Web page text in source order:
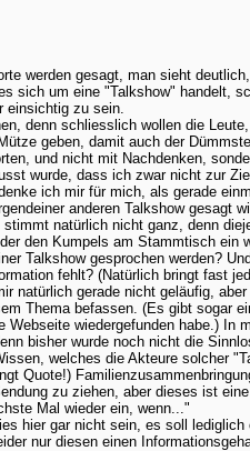
werden gesagt, man sieht
sich um eine "Talkshow" handelt,
einsichtig zu sein.
denn schliesslich wollen die
geben, damit auch der
und nicht mit Nachdenken,
wurde, dass ich zwar nicht zur
ich mir für mich, als gerade
anderen Talkshow gesagt
natürlich nicht ganz, denn
den Kumpels am Stammtisch ein
Talkshow gesprochen werden?
fehlt? (Natürlich bringt fast
natürlich gerade nicht geläufig,
Thema befassen. (Es gibt sogar
wiedergefunden habe.) In
bisher wurde noch nicht die
welches die Akteure solcher
Quote!)
zu ziehen, aber dieses ist
Mal wieder ein, wenn..."
hier gar nicht sein, es soll
nur diesen einen